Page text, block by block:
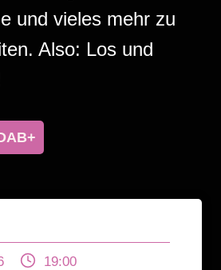
und vieles mehr zu
Also: Los und
19:00